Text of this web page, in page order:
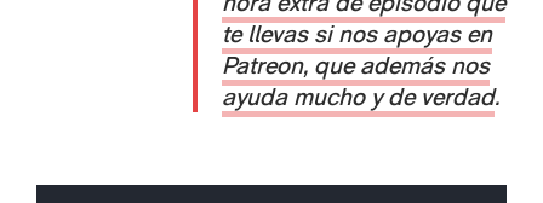
te llevas si nos apoyas en
Patreon, que además nos
ayuda mucho y de verdad.